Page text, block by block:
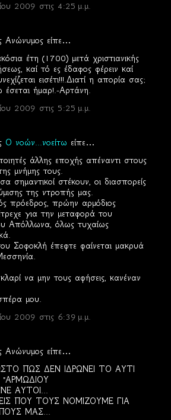
2009 στις 4:25 μ.μ.
Ανώνυμος είπε…
έτη (1700) μετά χριστιανικής
καί τό ες έδαφος φέρειν καί
εισέτι!!!.Διατί η απορία σας;
ήμαρ!.-Αρτάνη.
2009 στις 5:25 μ.μ.
Ο νοών...νοείτω είπε…
άλλης εποχής απέναντι στους
μνήμης τους.
σημαντικοί στέκουν, οι διασπορείς
της ντροπής μας.
πρόεδρος, πρώην αρμόδιος
για την μεταφορά του
Απόλλωνα, όλως τυχαίως
Σοφοκλή έπεφτε φαίνεται μακρυά
να μην τους αφήσεις, κανέναν
μου.
2009 στις 6:39 μ.μ.
Ανώνυμος είπε…
ΠΩΣ ΔΕΝ ΙΔΡΩΝΕΙ ΤΟ ΑΥΤΙ
ΑΥΤΟΙ...
ΠΟΥ ΤΟΥΣ ΝΟΜΙΖΟΥΜΕ ΓΙΑ
ΜΑΣ...